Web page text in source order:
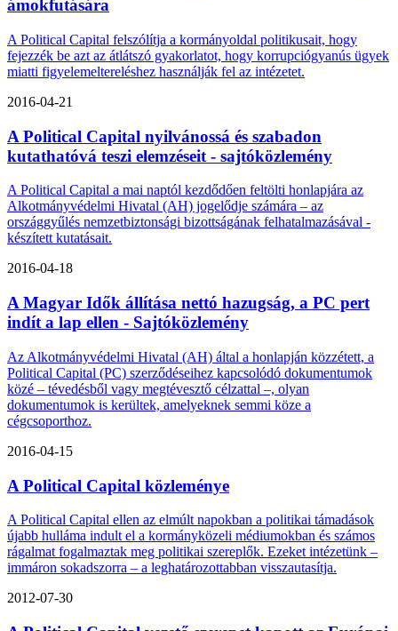
ámokfutására
A Political Capital felszólítja a kormányoldal politikusait, hogy
fejezzék be azt az átlátszó gyakorlatot, hogy korrupciógyanús ügyek
miatti figyelemeltereléshez használják fel az intézetet.
2016-04-21
A Political Capital nyilvánossá és szabadon
kutathatóvá teszi elemzéseit - sajtóközlemény
A Political Capital a mai naptól kezdődően feltölti honlapjára az
Alkotmányvédelmi Hivatal (AH) jogelődje számára – az
országgyűlés nemzetbiztonsági bizottságának felhatalmazásával -
készített kutatásait.
2016-04-18
A Magyar Idők állítása nettó hazugság, a PC pert
indít a lap ellen - Sajtóközlemény
Az Alkotmányvédelmi Hivatal (AH) által a honlapján közzétett, a
Political Capital (PC) szerződéseihez kapcsolódó dokumentumok
közé – tévedésből vagy megtévesztő célzattal –, olyan
dokumentumok is kerültek, amelyeknek semmi köze a
cégcsoporthoz.
2016-04-15
A Political Capital közleménye
A Political Capital ellen az elmúlt napokban a politikai támadások
újabb hulláma indult el a kormányközeli médiumokban és számos
rágalmat fogalmaztak meg politikai szereplők. Ezeket intézetünk –
immáron sokadszorra – a leghatározottabban visszautasítja.
2012-07-30